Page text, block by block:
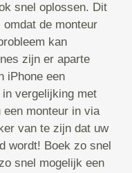
snel oplossen. Dit
de monteur
kan
zijn er aparte
iPhone een
vergelijking met
monteur in via
van te zijn dat uw
wordt! Boek zo snel
snel mogelijk een